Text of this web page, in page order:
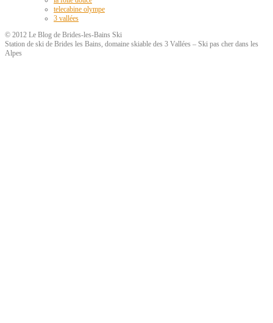
telecabine olympe
3 vallées
© 2012 Le Blog de Brides-les-Bains Ski
Station de ski de Brides les Bains, domaine skiable des 3 Vallées – Ski pas cher dans les
Alpes